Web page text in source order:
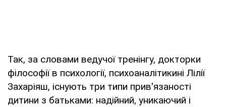
Так, за словами ведучої тренінгу, докторки
філософії в психології, психоаналітикині Лілії
Захаріяш, існують три типи прив'язаності
дитини з батьками: надійний, уникаючий і